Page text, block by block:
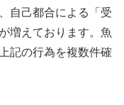
自己都合による「受
増えております。魚
記の行為を複数件確